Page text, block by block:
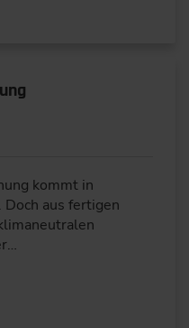
kommt in
aus fertigen